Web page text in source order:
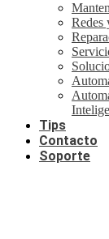
Redes
Tips
Contacto
Soporte